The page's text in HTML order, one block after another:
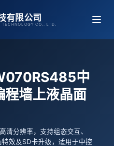
有限公司
CO., LTD.
中
程墙上液晶面
清分辨率，支持组态交互、
效及SD卡升级，适用于中控